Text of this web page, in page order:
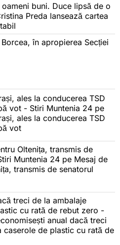
buni. Duce lipsă de o
Preda lansează cartea
în apropierea Secției
ales la conducerea TSD
vot - Stiri Muntenia 24 pe
ales la conducerea TSD
vot
Oltenița, transmis de
Muntenia 24 pe Mesaj de
transmis de senatorul
treci de la ambalaje
cu rată de rebut zero -
anual dacă treci
caserole de plastic cu rată de